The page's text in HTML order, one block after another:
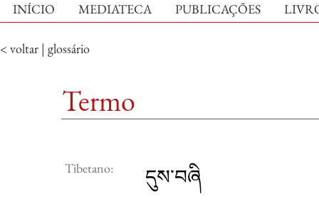
INÍCIO MEDIATECA PUBLICAÇÕES
< voltar | glossário
Termo
Tibetano: དུས་བཞི